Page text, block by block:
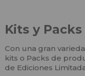
Kits y Packs
Con una gran
kits o Packs de
de Ediciones